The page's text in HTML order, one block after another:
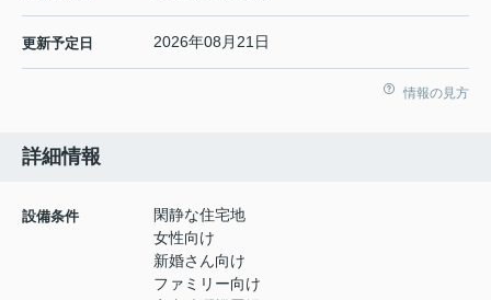
更新予定日 2026年08月21日
情報の見方
詳細情報
設備条件
閑静な住宅地
女性向け
新婚さん向け
ファミリー向け